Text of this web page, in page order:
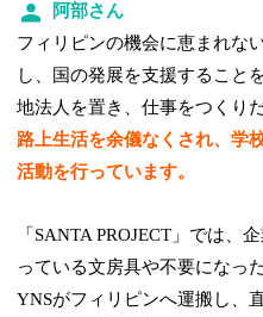
阿部さん
フィリピンの機会に恵まれな
し、国の発展を支援すること
地法人を置き、仕事をつくり
路上生活を余儀なくされ、学
活動を行っています。
「SANTA PROJECT」では、
っている文房具や不要になっ
YNSがフィリピンへ運搬し、